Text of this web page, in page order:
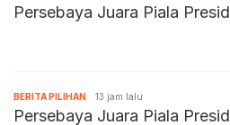
Persebaya Juara Piala
BERITA PILIHAN 13 jam lalu
Persebaya Juara Piala